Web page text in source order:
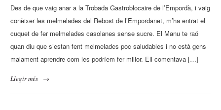
Des de que vaig anar a la Trobada Gastroblocaire de l’Empordà, i vaig
conèixer les melmelades del Rebost de l’Empordanet, m’ha entrat el
cuquet de fer melmelades casolanes sense sucre. El Manu te raó
quan diu que s’estan fent melmelades poc saludables i no està gens
malament aprendre com les podríem fer millor. Ell comentava […]
Llegir més →